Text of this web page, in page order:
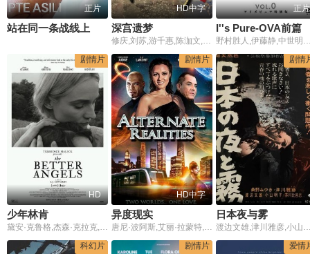
正片
站在同一条战线上
HD中字
深宫遗梦
修庆,刘苏,游千惠,陈泇文,向皓,李思阳,庞勇,孙克杰
正片
I''s Pure-OVA前篇
野村胜人,伊藤静,中世明日香,后藤邑子,铃木菜穗子,门胁舞以,胜生真沙子,汤
剧情片
HD
少年林肯
黛安·克鲁格,杰森·克拉克,布里特·马灵,韦斯·本特利
剧情片
HD中字
异度现实
唐尼·波阿斯,艾丽·拉蒙特,Natalie,Wilemon
剧情
日本夜与雾
渡边文雄,津川雅彦,小山明子,芥
科幻片
剧情片 爱情